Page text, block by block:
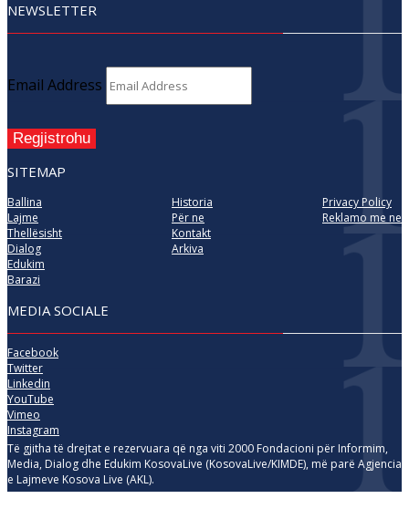
NEWSLETTER
Email Address
Regjistrohu
SITEMAP
Ballina
Lajme
Thellësisht
Dialog
Edukim
Barazi
Historia
Për ne
Kontakt
Arkiva
Privacy Policy
Reklamo me ne
MEDIA SOCIALE
Facebook
Twitter
Linkedin
YouTube
Vimeo
Instagram
Të gjitha të drejtat e rezervuara që nga viti 2000 Fondacioni për Informim,
Media, Dialog dhe Edukim KosovaLive (KosovaLive/KIMDE), më parë Agjencia
e Lajmeve Kosova Live (AKL).